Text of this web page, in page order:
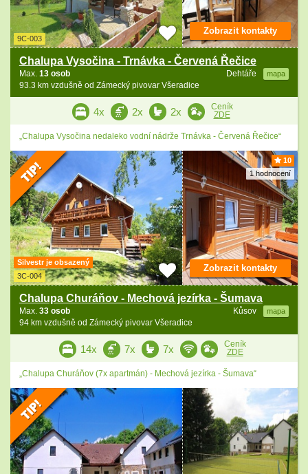
9C-003
Chalupa Vysočina - Trnávka - Červená Řečice
Dehtáře mapa
Max. 13 osob
93.3 km vzdušně od Zámecký pivovar Všeradice
Zobrazit kontakty
4x 2x 2x
Ceník
ZDE
„Chalupa Vysočina nedaleko vodní nádrže Trnávka - Červená Řečice“
10
1 hodnocení
Silvestr je obsazený
3C-004
Chalupa Churáňov - Mechová jezírka - Šumava
Kůsov mapa
Max. 33 osob
94 km vzdušně od Zámecký pivovar Všeradice
Zobrazit kontakty
14x 7x 7x
Ceník
ZDE
„Chalupa Churáňov (7x apartmán) - Mechová jezírka - Šumava“